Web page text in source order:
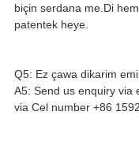
biçin serdana me.Di
patentek heye.
Q5: Ez çawa dikarim
A5: Send us enquiry via
via Cel number +86